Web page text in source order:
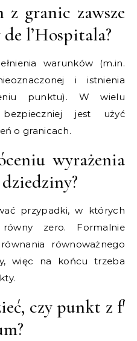
z granic zawsze
de l’Hospitala?
warunków (m.in.
i istnienia
punktu). W wielu
jest użyć
o granicach.
wyrażenia
przypadki, w których
zero. Formalnie
równoważnego
więc na końcu trzeba
czy punkt z f′